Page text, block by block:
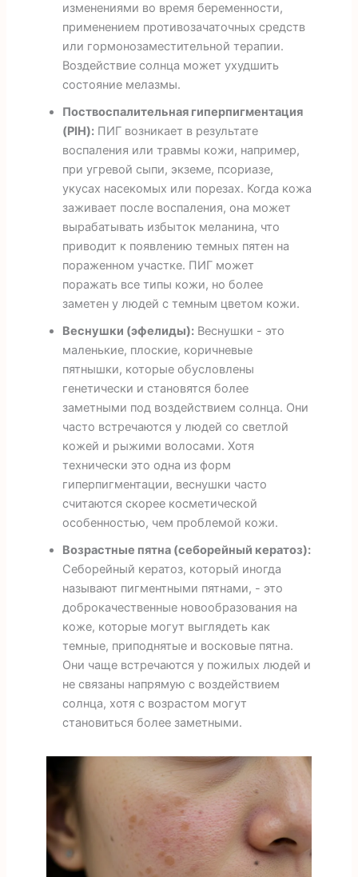
изменениями во время беременности,
применением противозачаточных средств
или гормонозаместительной терапии.
Воздействие солнца может ухудшить
состояние мелазмы.
Поствоспалительная гиперпигментация
(PIH):ПИГ возникает в результате
воспаления или травмы кожи, например,
при угревой сыпи, экземе, псориазе,
укусах насекомых или порезах. Когда кожа
заживает после воспаления, она может
вырабатывать избыток меланина, что
приводит к появлению темных пятен на
пораженном участке. ПИГ может
поражать все типы кожи, но более
заметен у людей с темным цветом кожи.
Веснушки (эфелиды):Веснушки - это
маленькие, плоские, коричневые
пятнышки, которые обусловлены
генетически и становятся более
заметными под воздействием солнца. Они
часто встречаются у людей со светлой
кожей и рыжими волосами. Хотя
технически это одна из форм
гиперпигментации, веснушки часто
считаются скорее косметической
особенностью, чем проблемой кожи.
Возрастные пятна (себорейный кератоз):
Себорейный кератоз, который иногда
называют пигментными пятнами, - это
доброкачественные новообразования на
коже, которые могут выглядеть как
темные, приподнятые и восковые пятна.
Они чаще встречаются у пожилых людей и
не связаны напрямую с воздействием
солнца, хотя с возрастом могут
становиться более заметными.